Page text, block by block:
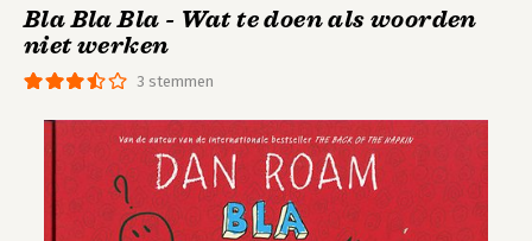
3 stemmen
Bla Bla Bla - Wat te doen als woorden
niet werken